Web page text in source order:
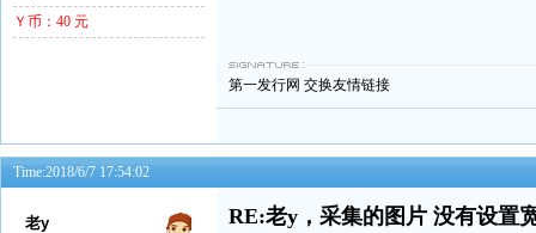
Ｙ币：40 元
第一发行网 交换友情链接
Time:2018/6/7 17:54:02
老y RE:老y，采集的图片 没有设置